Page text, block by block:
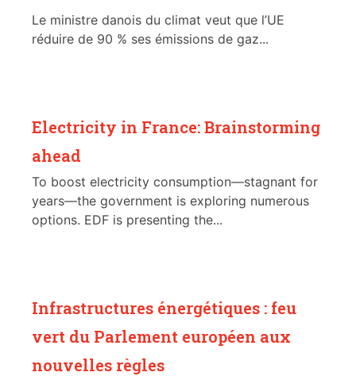
Le ministre danois du climat veut que l’UE
réduire de 90 % ses émissions de gaz...
Electricity in France: Brainstorming
ahead
To boost electricity consumption—stagnant for
years—the government is exploring numerous
options. EDF is presenting the...
Infrastructures énergétiques : feu
vert du Parlement européen aux
nouvelles règles